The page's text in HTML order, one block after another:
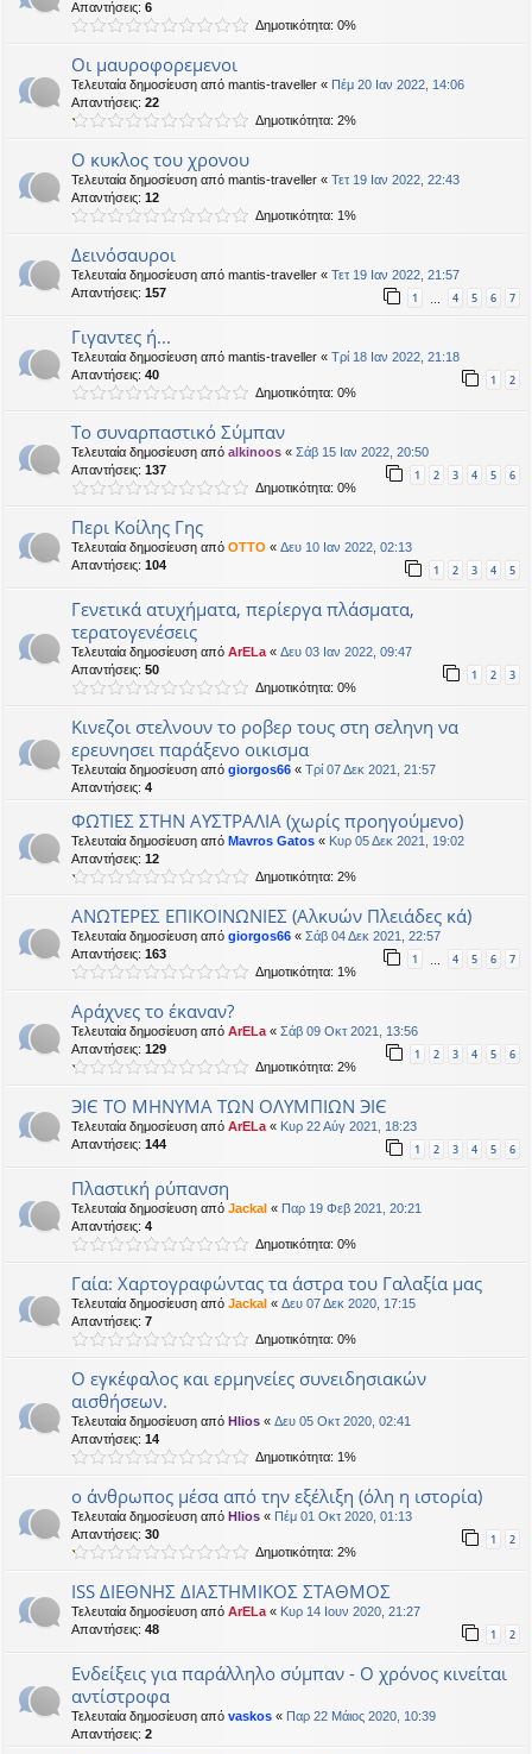
Απαντήσεις: 6
Δημοτικότητα: 0%
Οι μαυροφορεμενοι
Τελευταία δημοσίευση από mantis-traveller « Πέμ 20 Ιαν 2022, 14:06
Απαντήσεις: 22
Δημοτικότητα: 2%
Ο κυκλος του χρονου
Τελευταία δημοσίευση από mantis-traveller « Τετ 19 Ιαν 2022, 22:43
Απαντήσεις: 12
Δημοτικότητα: 1%
Δεινόσαυροι
Τελευταία δημοσίευση από mantis-traveller « Τετ 19 Ιαν 2022, 21:57
Απαντήσεις: 157 1 4 5 6 7
Γιγαντες ή...
Τελευταία δημοσίευση από mantis-traveller « Τρί 18 Ιαν 2022, 21:18
Απαντήσεις: 40 1 2
Δημοτικότητα: 0%
Το συναρπαστικό Σύμπαν
Τελευταία δημοσίευση από alkinoos « Σάβ 15 Ιαν 2022, 20:50
Απαντήσεις: 137 1 2 3 4 5 6
Δημοτικότητα: 0%
Περι Κοίλης Γης
Τελευταία δημοσίευση από OTTO « Δευ 10 Ιαν 2022, 02:13
Απαντήσεις: 104 1 2 3 4 5
Γενετικά ατυχήματα, περίεργα πλάσματα,
τερατογενέσεις
Τελευταία δημοσίευση από ArELa « Δευ 03 Ιαν 2022, 09:47
Απαντήσεις: 50 1 2 3
Δημοτικότητα: 0%
Κινεζοι στελνουν το ροβερ τους στη σεληνη να
ερευνησει παράξενο οικισμα
Τελευταία δημοσίευση από giorgos66 « Τρί 07 Δεκ 2021, 21:57
Απαντήσεις: 4
ΦΩΤΙΕΣ ΣΤΗΝ ΑΥΣΤΡΑΛΙΑ (χωρίς προηγούμενο)
Τελευταία δημοσίευση από Mavros Gatos « Κυρ 05 Δεκ 2021, 19:02
Απαντήσεις: 12
Δημοτικότητα: 2%
ΑΝΩΤΕΡΕΣ ΕΠΙΚΟΙΝΩΝΙΕΣ (Αλκυών Πλειάδες κά)
Τελευταία δημοσίευση από giorgos66 « Σάβ 04 Δεκ 2021, 22:57
Απαντήσεις: 163 1 … 4 5 6 7
Δημοτικότητα: 1%
Aράχνες το έκαναν?
Τελευταία δημοσίευση από ArELa « Σάβ 09 Οκτ 2021, 13:56
Απαντήσεις: 129 1 2 3 4 5 6
Δημοτικότητα: 2%
ЭIЄ ΤΟ ΜΗΝΥΜΑ ΤΩΝ ΟΛΥΜΠΙΩΝ ЭIЄ
Τελευταία δημοσίευση από ArELa « Κυρ 22 Αύγ 2021, 18:23
Απαντήσεις: 144 1 2 3 4 5 6
Πλαστική ρύπανση
Τελευταία δημοσίευση από Jackal « Παρ 19 Φεβ 2021, 20:21
Απαντήσεις: 4
Δημοτικότητα: 0%
Γαία: Χαρτογραφώντας τα άστρα του Γαλαξία μας
Τελευταία δημοσίευση από Jackal « Δευ 07 Δεκ 2020, 17:15
Απαντήσεις: 7
Δημοτικότητα: 0%
Ο εγκέφαλος και ερμηνείες συνειδησιακών
αισθήσεων.
Τελευταία δημοσίευση από Hlios « Δευ 05 Οκτ 2020, 02:41
Απαντήσεις: 14
Δημοτικότητα: 1%
ο άνθρωπος μέσα από την εξέλιξη (όλη η ιστορία)
Τελευταία δημοσίευση από Hlios « Πέμ 01 Οκτ 2020, 01:13
Απαντήσεις: 30 1 2
Δημοτικότητα: 2%
ISS ΔΙΕΘΝΗΣ ΔΙΑΣΤΗΜΙΚΟΣ ΣΤΑΘΜΟΣ
Τελευταία δημοσίευση από ArELa « Κυρ 14 Ιουν 2020, 21:27
Απαντήσεις: 48 1 2
Ενδείξεις για παράλληλο σύμπαν - Ο χρόνος κινείται
αντίστροφα
Τελευταία δημοσίευση από vaskos « Παρ 22 Μάιος 2020, 10:39
Απαντήσεις: 2